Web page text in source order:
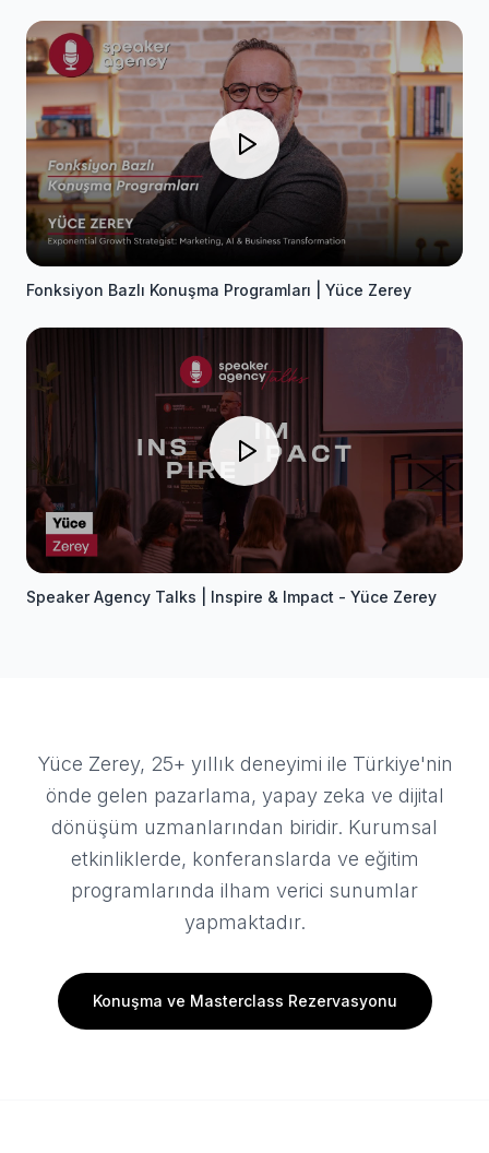
Fonksiyon Bazlı Konuşma Programları | Yüce Zerey
Speaker Agency Talks | Inspire & Impact - Yüce Zerey
Yüce Zerey, 25+ yıllık deneyimi ile Türkiye'nin
önde gelen pazarlama, yapay zeka ve dijital
dönüşüm uzmanlarından biridir. Kurumsal
etkinliklerde, konferanslarda ve eğitim
programlarında ilham verici sunumlar
yapmaktadır.
Konuşma ve Masterclass Rezervasyonu